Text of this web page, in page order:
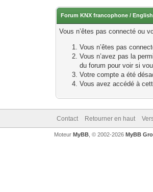
Forum KNX francophone /
Vous n’êtes pas connecté ou
Vous n’êtes pas
Vous n’avez pas la
du forum pour voir si
Votre compte a été
Vous avez accédé à
Contact Retourner en haut
Moteur MyBB, © 2002-2026 MyBB